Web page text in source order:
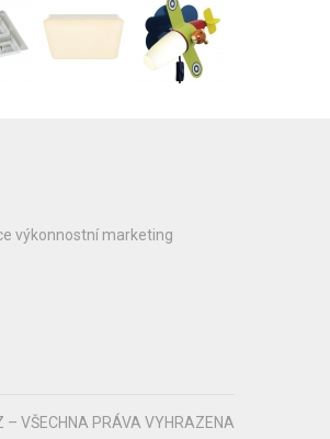
výkonnostní marketing
– VŠECHNA PRÁVA VYHRAZENA